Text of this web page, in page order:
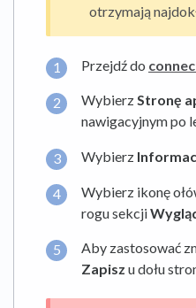
otrzymają
Przejdź do
WybierzStronę
nawigacyjnym po
Wybierz
Wybierz ikonę
rogu sekcji
Aby zastosować
Zapisz u dołu